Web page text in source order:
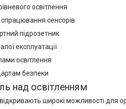
освітлення
сенсорів
підрозетник
експлуатації
освітлення
безпеки
над освітленням
широкі можливості для